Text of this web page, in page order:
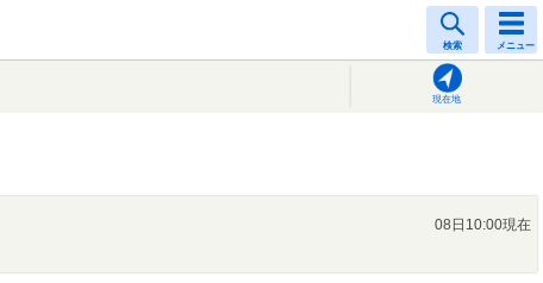
検索 メニュー
現在地
08日10:00現在